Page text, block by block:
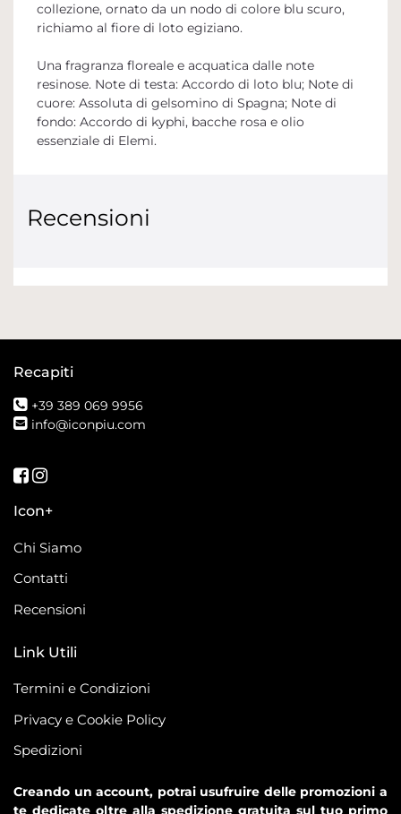
collezione, ornato da un nodo di colore blu scuro,
richiamo al fiore di loto egiziano.
Una fragranza floreale e acquatica dalle note
resinose. Note di testa: Accordo di loto blu; Note di
cuore: Assoluta di gelsomino di Spagna; Note di
fondo: Accordo di kyphi, bacche rosa e olio
essenziale di Elemi.
Recensioni
Recapiti
+39 389 069 9956
info@iconpiu.com
Seguici su Facebook
Seguici su Instagram
Icon+
Chi Siamo
Contatti
Recensioni
Link Utili
Termini e Condizioni
Privacy e Cookie Policy
Spedizioni
Creando un account, potrai usufruire delle promozioni a
te dedicate oltre alla spedizione gratuita sul tuo primo